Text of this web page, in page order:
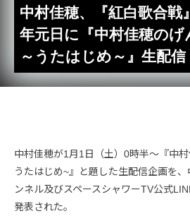
中村佳穂、『紅白歌合戦
年元日に『中村佳穂の
～うたはじめ～』生配信
中村佳穂が1月1日（土）0時半〜『中
うたはじめ~』と題した生配信企画を
ンネル及びスペースシャワーTV公式
発表された。